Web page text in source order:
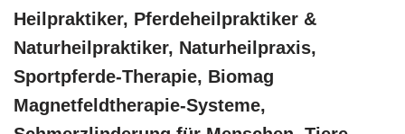
Heilpraktiker, Pferdeheilpraktiker &
Naturheilpraktiker, Naturheilpraxis,
Sportpferde-Therapie, Biomag
Magnetfeldtherapie-Systeme,